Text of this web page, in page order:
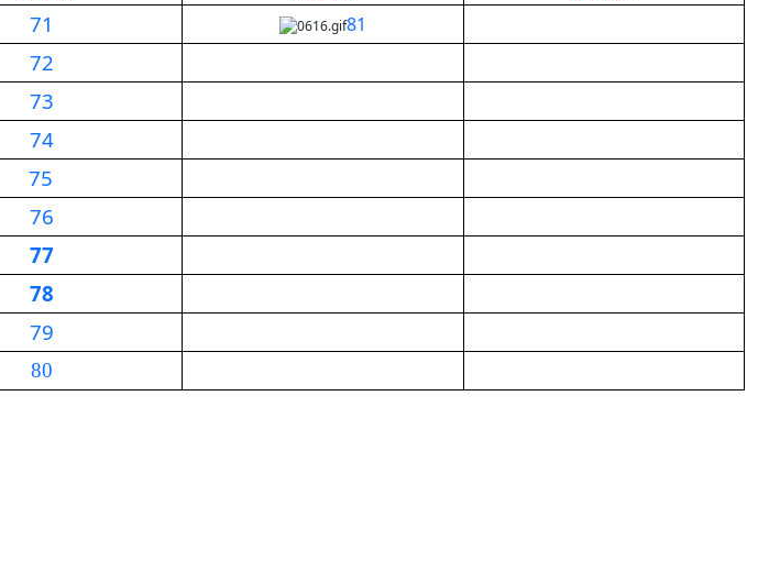
71 81
72
73
74
75
76
77
78
79
80